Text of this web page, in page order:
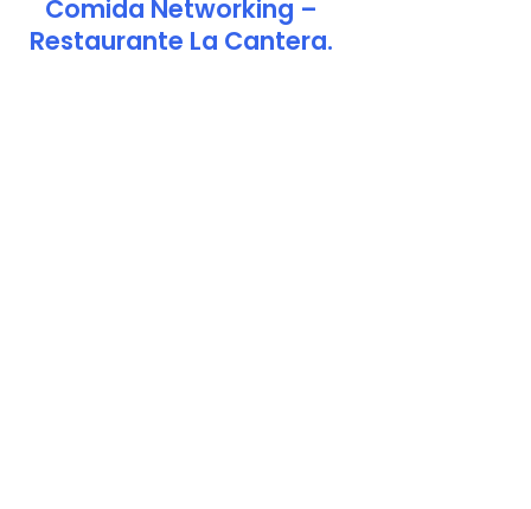
Comida Networking –
Restaurante La Cantera.